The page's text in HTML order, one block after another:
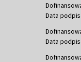
Data
Data